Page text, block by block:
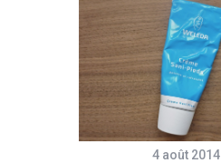
4 août 2014